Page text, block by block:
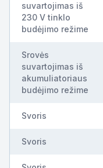
suvartojimas iš
230 V tinklo
budėjimo režime
Srovės
suvartojimas iš
akumuliatoriaus
budėjimo režime
Svoris
Svoris